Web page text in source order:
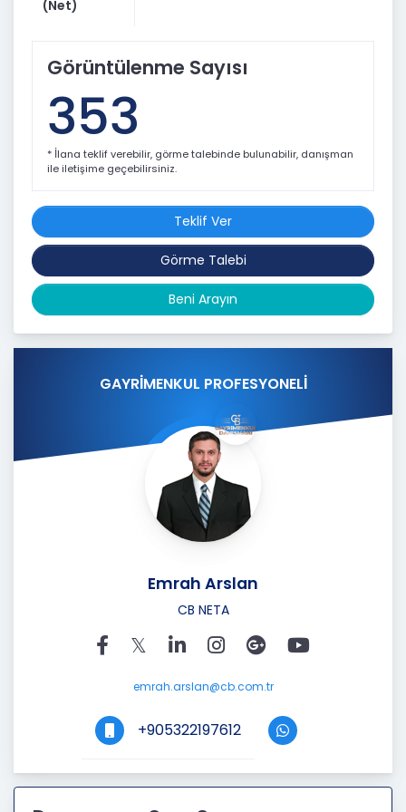
Sizde Gayrimenkulleriniz İçin Arayınız…
Coldwel Banker Neta Gayrimenkul
Emrah Arslan
0 532 219 76 12
(Net)
Görüntülenme Sayısı
353
* İlana teklif verebilir, görme talebinde bulunabilir, danışman
ile iletişime geçebilirsiniz.
Teklif Ver
Görme Talebi
Beni Arayın
GAYRİMENKUL PROFESYONELİ
Emrah Arslan
CB NETA
emrah.arslan@cb.com.tr
+905322197612